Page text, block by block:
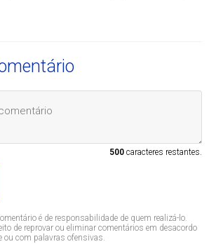
500caracteres restantes.
é de responsabilidade de quem realizá-lo.
de reprovar ou eliminar comentários em desacordo
ou com palavras ofensivas.